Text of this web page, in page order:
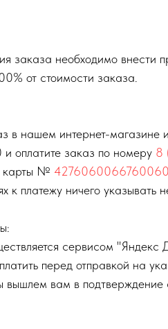
заказа необходимо внести
от стоимости заказа.
в нашем интернет-магазине
оплатите заказ по номеру 8
карты № 4276060066760060
к платежу ничего указывать
сервисом "Яндекс
перед отправкой на
вышлем вам в подтверждение